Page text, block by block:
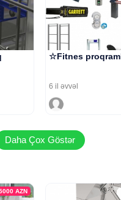
☆Fitnes
6 il əvvəl
Daha Çox Göstər
AZN